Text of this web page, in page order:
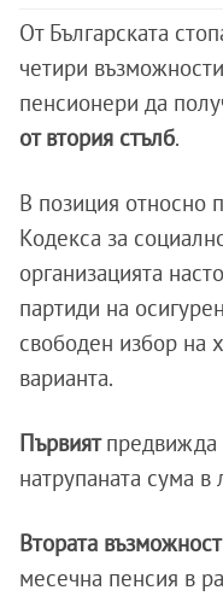
От Българската
четири
пенсионери да
от втория стълб.
В позиция относно
Кодекса за
организацията
партиди на
свободен избор на
варианта.
Първиятпредвижда
натрупаната сума в
Втората възможност
месечна пенсия в